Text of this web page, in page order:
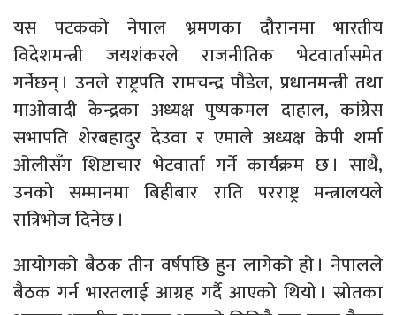
यस पटकको नेपाल भ्रमणका दौरानमा भारतीय
विदेशमन्त्री जयशंकरले राजनीतिक भेटवार्तासमेत
गर्नेछन् । उनले राष्ट्रपति रामचन्द्र पौडेल, प्रधानमन्त्री तथा
माओवादी केन्द्रका अध्यक्ष पुष्पकमल दाहाल, कांग्रेस
सभापति शेरबहादुर देउवा र एमाले अध्यक्ष केपी शर्मा
ओलीसँग शिष्टाचार भेटवार्ता गर्ने कार्यक्रम छ । साथै,
उनको सम्मानमा बिहीबार राति परराष्ट्र मन्त्रालयले
रात्रिभोज दिनेछ ।
आयोगको बैठक तीन वर्षपछि हुन लागेको हो । नेपालले
बैठक गर्न भारतलाई आग्रह गर्दै आएको थियो । स्रोतका